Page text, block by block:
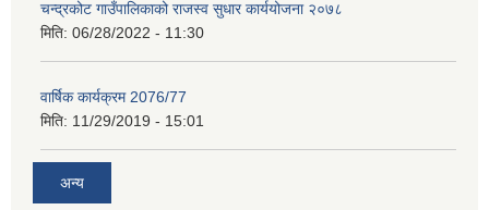
चन्द्रकोट गाउँपालिकाको राजस्व सुधार कार्ययोजना २०७८
मिति: 06/28/2022 - 11:30
वार्षिक कार्यक्रम 2076/77
मिति: 11/29/2019 - 15:01
अन्य